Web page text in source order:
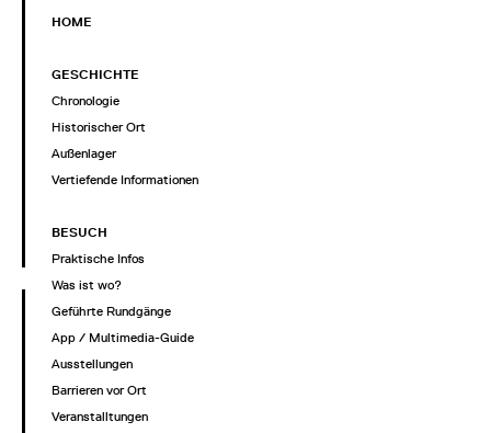
HOME
GESCHICHTE
Chronologie
Historischer Ort
Außenlager
Vertiefende Informationen
BESUCH
Praktische Infos
Was ist wo?
Geführte Rundgänge
App / Multimedia-Guide
Ausstellungen
Barrieren vor Ort
Veranstalltungen